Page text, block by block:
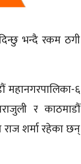
भन्दै रकम ठगी
महानगरपालिका-६
र काठमाडौं
शर्मा रहेका छन्